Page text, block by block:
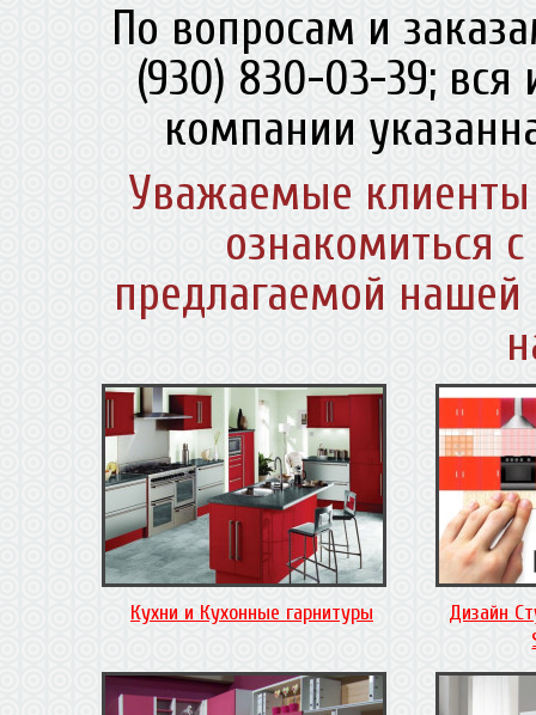
По вопросам и
(930) 830-03-39;
компании
Уважаемые
ознакомиться
предлагаемой
Кухни и Кухонные гарнитуры
Дизайн